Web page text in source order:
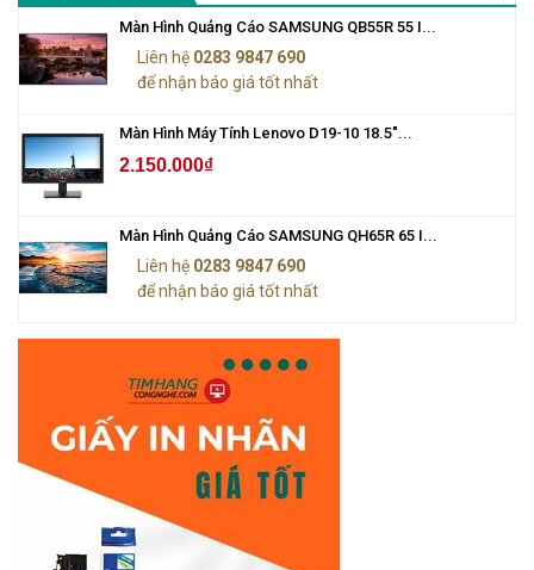
Màn Hình Quảng Cáo SAMSUNG QB55R 55 I...
Liên hệ 0283 9847 690
để nhận báo giá tốt nhất
Màn Hình Máy Tính Lenovo D19-10 18.5"...
2.150.000₫
Màn Hình Quảng Cáo SAMSUNG QH65R 65 I...
Liên hệ 0283 9847 690
để nhận báo giá tốt nhất